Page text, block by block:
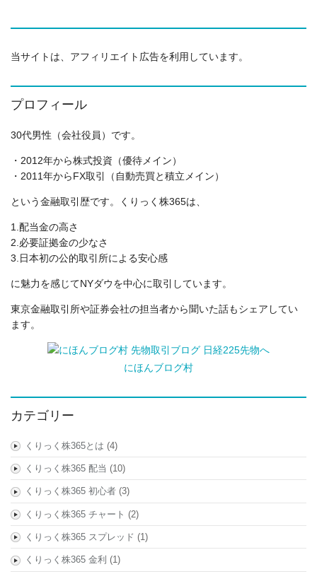
当サイトは、アフィリエイト広告を利用しています。
プロフィール
30代男性（会社役員）です。
・2012年から株式投資（優待メイン）
・2011年からFX取引（自動売買と積立メイン）
という金融取引歴です。くりっく株365は、
1.配当金の高さ
2.必要証拠金の少なさ
3.日本初の公的取引所による安心感
に魅力を感じてNYダウを中心に取引しています。
東京金融取引所や証券会社の担当者から聞いた話もシェアしてい
ます。
にほんブログ村
カテゴリー
くりっく株365とは (4)
くりっく株365 配当 (10)
くりっく株365 初心者(3)
くりっく株365 チャート (2)
くりっく株365 スプレッド (1)
くりっく株365 金利 (1)